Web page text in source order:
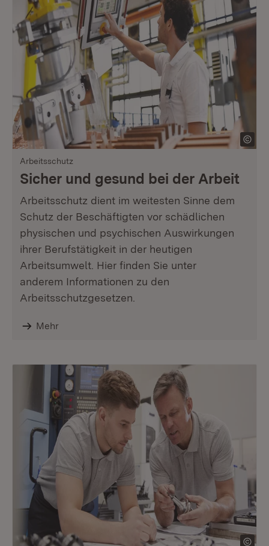
Arbeitsschutz
Sicher und gesund bei der Arbeit
Arbeitsschutz dient im weitesten Sinne dem
Schutz der Beschäftigten vor schädlichen
physischen und psychischen Auswirkungen
ihrer Berufstätigkeit in der heutigen
Arbeitsumwelt. Hier finden Sie unter
anderem Informationen zu den
Arbeitsschutzgesetzen.
Mehr